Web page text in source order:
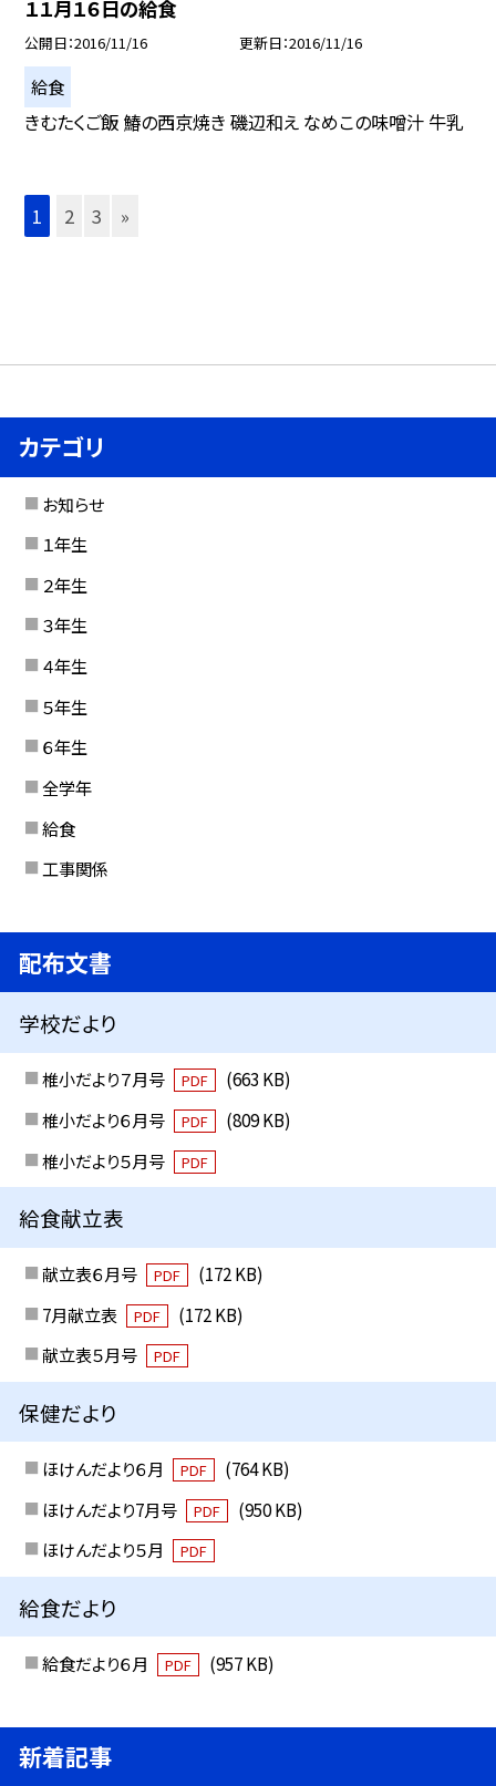
１１月１６日の給食
公開日 2016/11/16 更新日 2016/11/16
給食
きむたくご飯 鰆の西京焼き 磯辺和え なめこの味噌汁 牛乳
1 2 3 »
カテゴリ
お知らせ
１年生
２年生
３年生
４年生
５年生
６年生
全学年
給食
工事関係
配布文書
学校だより
椎小だより７月号 PDF
(663 KB)
椎小だより６月号
PDF
(809 KB)
椎小だより５月号
PDF
給食献立表
献立表６月号 PDF
(172 KB)
7月献立表
PDF
(172 KB)
献立表５月号
PDF
保健だより
ほけんだより６月 PDF
(764 KB)
ほけんだより7月号
PDF
(950 KB)
ほけんだより５月
PDF
給食だより
給食だより６月 PDF (957 KB)
新着記事